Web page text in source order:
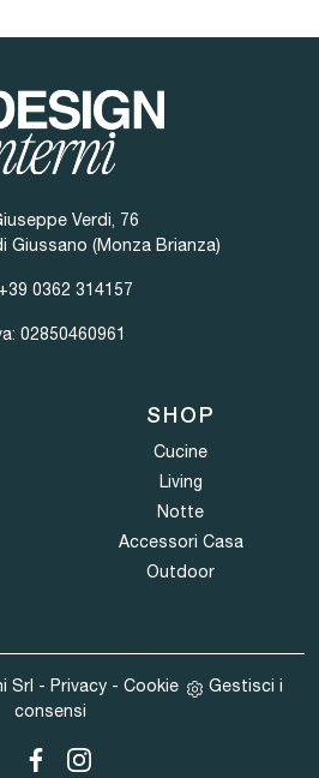
Verdi, 76
Giussano (Monza Brianza)
+39 0362 314157
02850460961
SHOP
Cucine
Living
Notte
Accessori Casa
Outdoor
Srl - Privacy- Cookie
Gestisci i
consensi